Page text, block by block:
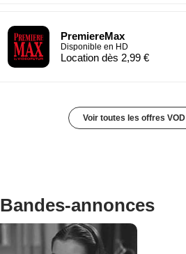
PremiereMax
Disponible en HD
Location dès 2,99 €
Voir toutes les offres VOD
Bandes-annonces